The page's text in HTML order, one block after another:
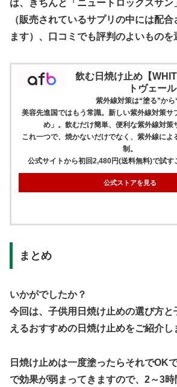
は、きちんと「ニュートロックスサン
（販売されているサプリの中には配
ます）、口コミでも評判のよいものを
飲む日焼け止め【
トヴェール
紫外線対策は“塗る”か
美容先進国ではもう常識。新しい紫外線対策サ
め」。飲むだけ簡単、便利な紫外線対策
これ一つで、焼かないだけでなく、紫外線によ
制。
公式サイトから初回2,480円(送料無料)で試す
公式ストアを見る
まとめ
いかがでしたか？
今回は、子供用日焼け止めの選び方と
えるおすすめの日焼け止めをご紹介し
日焼け止めは一度塗ったらそれでOK
で効果が弱まってきますので、2～3